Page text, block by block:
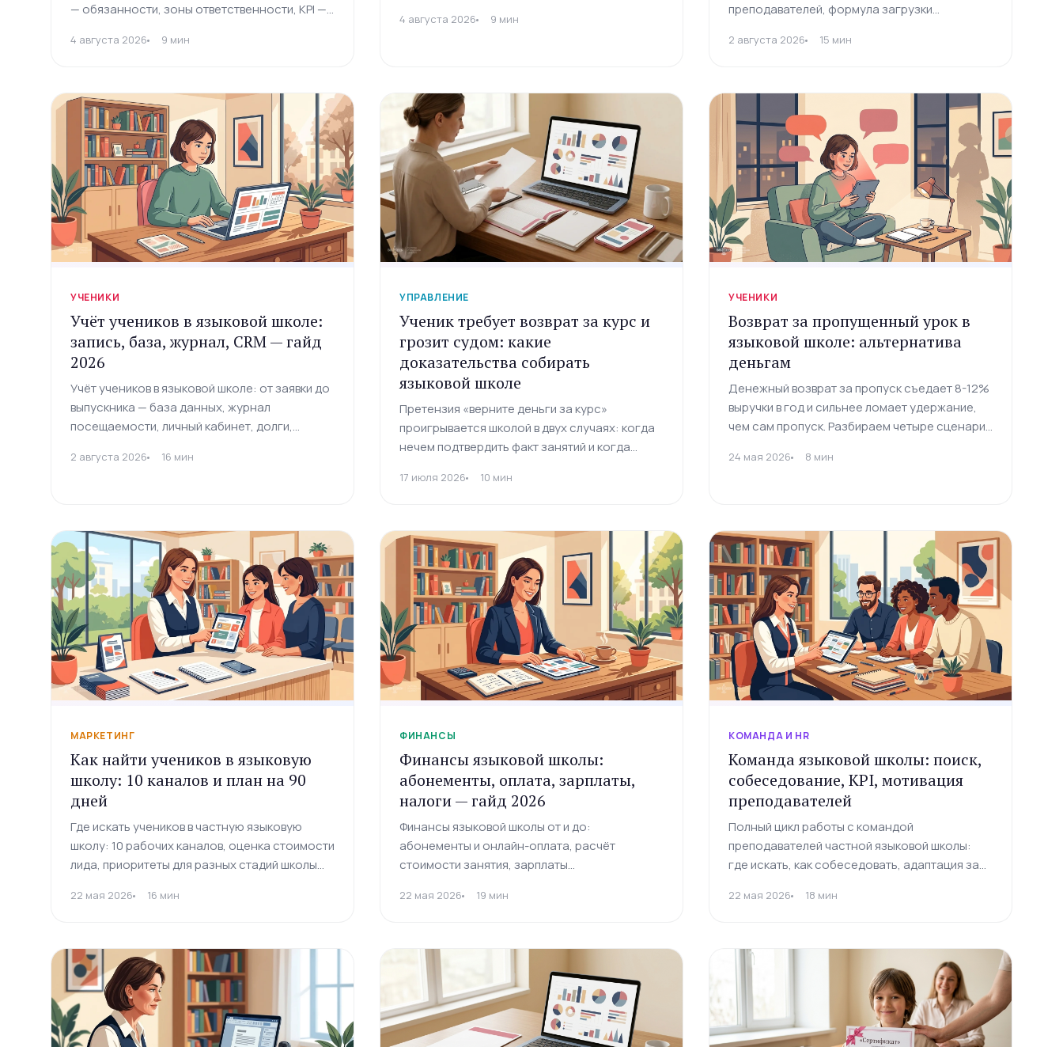
— обязанности, зоны ответственности, KPI —
приживается.
4 августа 2026 9 мин
закрыть эскалацию без потери ученика и без
4 августа 2026 9 мин
преподавателей, формула загрузки
и онлайн-синхронизация. Гайд с чеклистом и
2 августа 2026 15 мин
УЧЕНИКИ
Учёт учеников в языковой школе:
запись, база, журнал, CRM — гайд
2026
Учёт учеников в языковой школе: от заявки до
выпускника — база данных, журнал
посещаемости, личный кабинет, долги,
Гайд с чеклистом и инструментами 2026.
2 августа 2026 16 мин
УПРАВЛЕНИЕ
Ученик требует возврат за курс и
грозит судом: какие
доказательства собирать
языковой школе
Претензия «верните деньги за курс»
проигрывается школой в двух случаях: когда
нечем подтвердить факт занятий и когда
рамку возвратов и чек-лист доказательств,
17 июля 2026 10 мин
УЧЕНИКИ
Возврат за пропущенный урок в
языковой школе: альтернатива
деньгам
Денежный возврат за пропуск съедает 8-12%
выручки в год и сильнее ломает удержание,
чем сам пропуск. Разбираем четыре сценария
денег.
24 мая 2026 8 мин
МАРКЕТИНГ
Как найти учеников в языковую
школу: 10 каналов и план на 90
дней
Где искать учеников в частную языковую
школу: 10 рабочих каналов, оценка стоимости
лида, приоритеты для разных стадий школы
на 90 дней. Без рекламной воды.
22 мая 2026 16 мин
ФИНАНСЫ
Финансы языковой школы:
абонементы, оплата, зарплаты,
налоги — гайд 2026
Финансы языковой школы от и до:
абонементы и онлайн-оплата, расчёт
стоимости занятия, зарплаты
бюджет. Гайд с шаблонами и калькуляторами
22 мая 2026 19 мин
КОМАНДА И HR
Команда языковой школы: поиск,
собеседование, KPI, мотивация
преподавателей
Полный цикл работы с командой
преподавателей частной языковой школы:
где искать, как собеседовать, адаптация за
делегирование и увольнение. Гайд со
22 мая 2026 18 мин